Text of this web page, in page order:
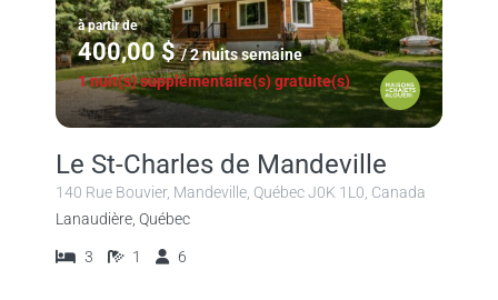
à partir de
400,00 $ / 2 nuits semaine
1 nuit(s) supplémentaire(s) gratuite(s)
Le St-Charles de Mandeville
140 Rue Bouvier, Mandeville, Québec J0K 1L0, Canada
Lanaudière, Québec
3 1 6